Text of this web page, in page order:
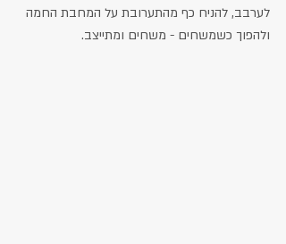
לערבב, להניח כף מהתערובת על המחבת החמה
ולהפוך כשמשחים - משחים ומתייצב.